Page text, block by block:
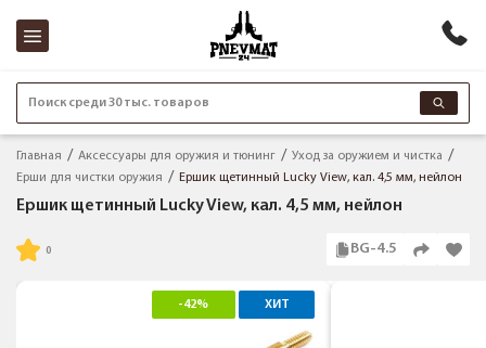
Поиск среди 30 тыс. товаров
Главная Аксессуары для оружия и тюнинг
Уход за оружием и чистка
Ерши для чистки оружия
Ершик щетинный Lucky View, кал. 4,5 мм, нейлон
Ершик щетинный Lucky View, кал. 4,5 мм, нейлон
BG-4.5
-42% ХИТ